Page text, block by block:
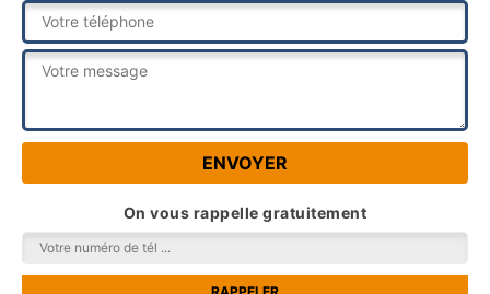
On vous rappelle gratuitement